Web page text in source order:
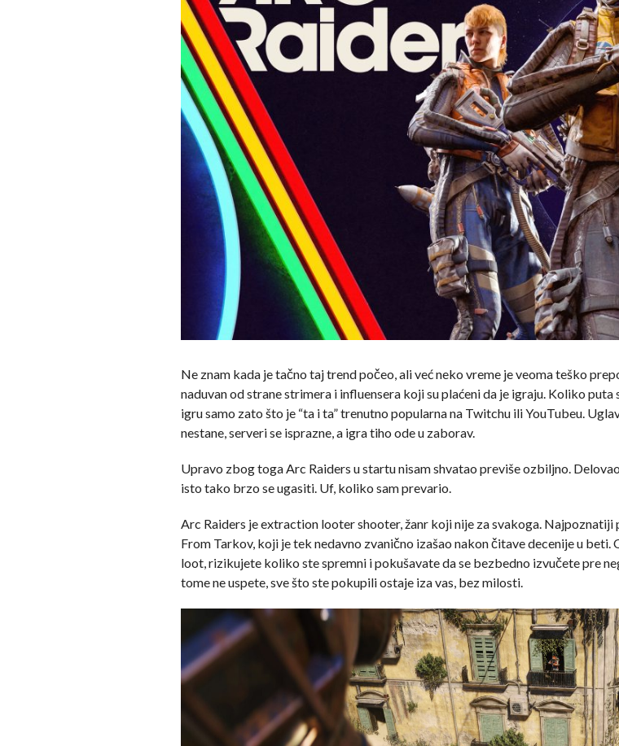
Ne znam kada je tačno taj trend počeo, ali već neko vreme je veoma teško
naduvan od strane strimera i influensera koji su plaćeni da je igraju. Koliko
igru samo zato što je “ta i ta” trenutno popularna na Twitchu ili YouTubeu.
nestane, serveri se isprazne, a igra tiho ode u zaborav.
Upravo zbog toga Arc Raiders u startu nisam shvatao previše ozbiljno.
isto tako brzo se ugasiti. Uf, koliko sam prevario.
Arc Raiders je extraction looter shooter, žanr koji nije za svakoga.
From Tarkov, koji je tek nedavno zvanično izašao nakon čitave decenije u beti.
loot, rizikujete koliko ste spremni i pokušavate da se bezbedno izvučete pre
tome ne uspete, sve što ste pokupili ostaje iza vas, bez milosti.